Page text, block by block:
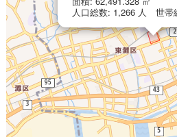
人口総数: 1,266 人 世帯